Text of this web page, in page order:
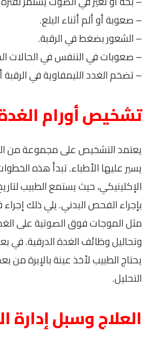
– صعوبة أو ألم أثناء البلع.
– الشعور بضغط في الرقبة.
– صعوبات في التنفس في الحالات
– تضخم الغدد الليمفاوية في الرقبة
تشخيص أورام
يعتمد التشخيص على مجموعة من
يسير عليها الأطباء. تبدأ هذه
الإكلينيكي، حيث يستمع الطبيب
بإجراء الفحص البدني. يلي ذلك
مثل الموجات فوق الصوتية على
وتحاليل وظائف الغدة الدرقية. في
يحتاج الطبيب لأخذ عينة بالإبرة
التحليل.
العلاج وسبل إدارة